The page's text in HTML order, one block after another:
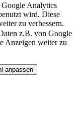
Analytics
wird. Diese
zu verbessern.
z.B. von Google
Anzeigen weiter zu
anpassen